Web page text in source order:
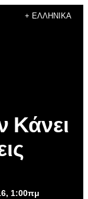
+ ΕΛΛΗΝΙΚΆ
Κάνει
1:00πμ